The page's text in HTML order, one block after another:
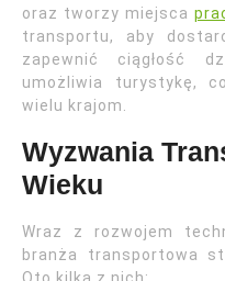
oraz tworzy miejsca
transportu, aby
zapewnić ciągłość
umożliwia turystykę,
wielu krajom.
Wyzwania
Wieku
Wraz z rozwojem
branża transportowa